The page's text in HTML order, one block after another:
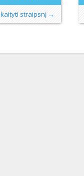
straipsnį →